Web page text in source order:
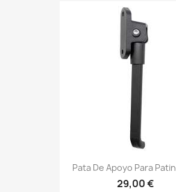
Pata De Apoyo Para
29,00 €